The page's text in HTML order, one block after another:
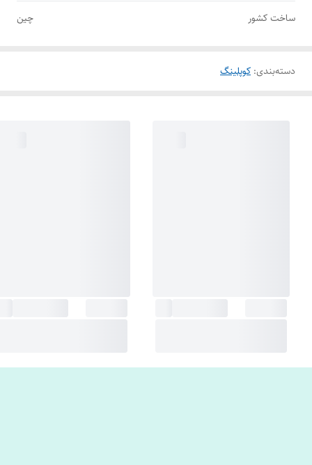
ساخت کشور چین
دسته‌بندی: کوپلینگ